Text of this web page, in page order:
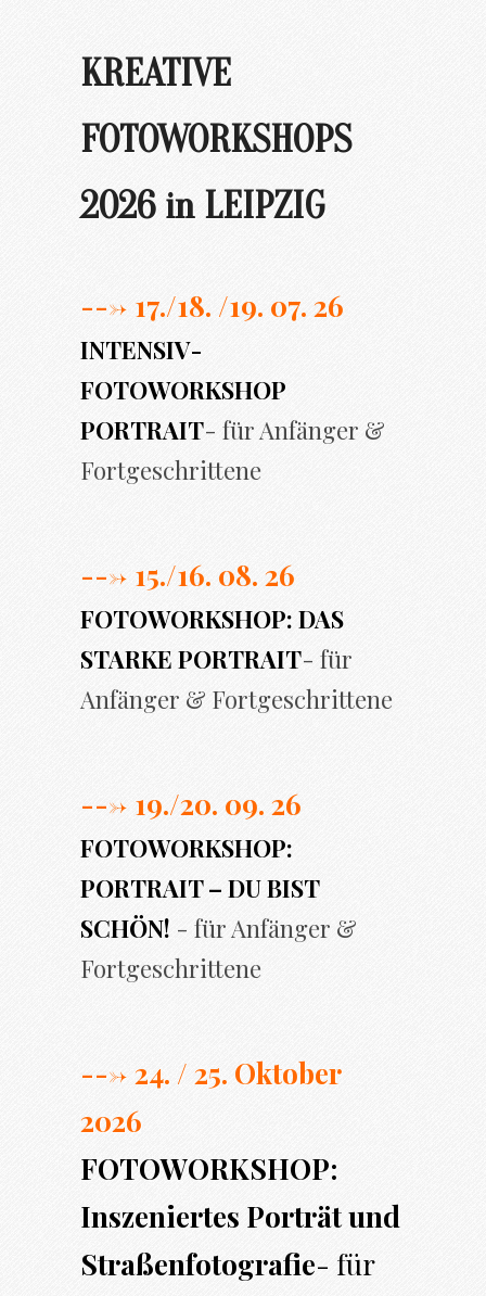
KREATIVE
FOTOWORKSHOPS
2026 in LEIPZIG
---> 17./18. /19. 07. 26
INTENSIV-
FOTOWORKSHOP
PORTRAIT- für Anfänger &
Fortgeschrittene
---> 15./16. 08. 26
FOTOWORKSHOP: DAS
STARKE PORTRAIT- für
Anfänger & Fortgeschrittene
---> 19./20. 09. 26
FOTOWORKSHOP:
PORTRAIT – DU BIST
SCHÖN! - für Anfänger &
Fortgeschrittene
---> 24. / 25. Oktober
2026
FOTOWORKSHOP:
Inszeniertes Porträt und
Straßenfotografie- für